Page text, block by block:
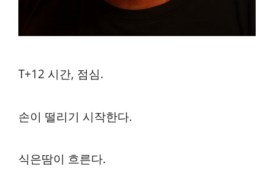
T+12 시간, 점심.
손이 떨리기 시작한다.
식은땀이 흐른다.